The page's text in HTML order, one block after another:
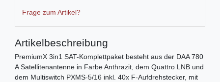
Frage zum Artikel?
Artikelbeschreibung
PremiumX 3in1 SAT-Komplettpaket besteht aus der DAA 780
A Satellitenantenne in Farbe Anthrazit, dem Quattro LNB und
dem Multiswitch PXMS-5/16 inkl. 40x F-Aufdrehstecker, mit